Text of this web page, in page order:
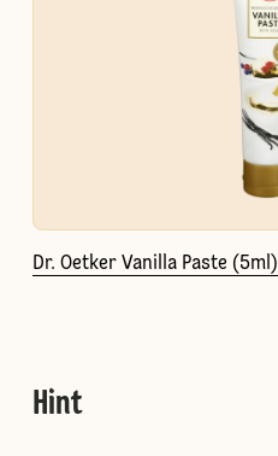
Dr. Oetker Vanilla Paste (5ml)
Hint